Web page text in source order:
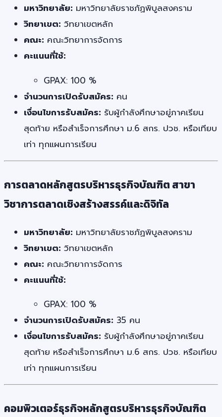
มหาวิทยาลัย: มหาวิทยาลัยราชภัฏพิบูลสงคราม
วิทยาเขต: วิทยาเขตหลัก
คณะ: คณะวิทยาการจัดการ
คะแนนที่ใช้:
GPAX: 100 %
จำนวนการเปิดรับสมัคร: คน
เงื่อนไขการรับสมัคร: รับผู้กำลังศึกษาอยู่ภาคเรียน
สุดท้าย หรือสำเร็จการศึกษา ม.6 สกร. ปวช. หรือเทียบ
เท่า ทุกแผนการเรียน
การตลาดหลักสูตรบริหารธุรกิจบัณฑิต สาขา
วิชาการตลาดเชิงสร้างสรรค์และดิจิทัล
มหาวิทยาลัย: มหาวิทยาลัยราชภัฏพิบูลสงคราม
วิทยาเขต: วิทยาเขตหลัก
คณะ: คณะวิทยาการจัดการ
คะแนนที่ใช้:
GPAX: 100 %
จำนวนการเปิดรับสมัคร: 35 คน
เงื่อนไขการรับสมัคร: รับผู้กำลังศึกษาอยู่ภาคเรียน
สุดท้าย หรือสำเร็จการศึกษา ม.6 สกร. ปวช. หรือเทียบ
เท่า ทุกแผนการเรียน
คอมพิวเตอร์ธุรกิจหลักสูตรบริหารธุรกิจบัณฑิต